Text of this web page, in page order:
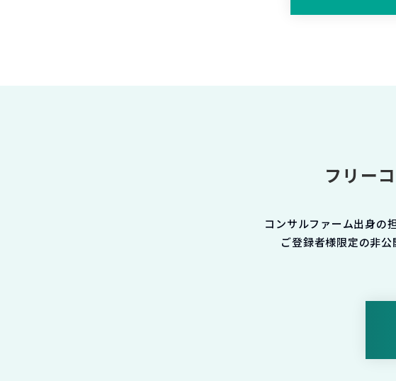
フリー
コンサルファーム出身の
ご登録者様限定の非